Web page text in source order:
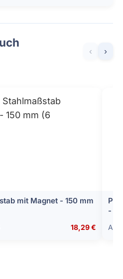
‹ ›
mit Magnet - 150 mm
18,29 €
-